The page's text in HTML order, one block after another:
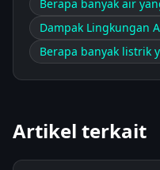
Berapa banyak air
Dampak Lingkungan
Berapa banyak listrik
Artikel terkait